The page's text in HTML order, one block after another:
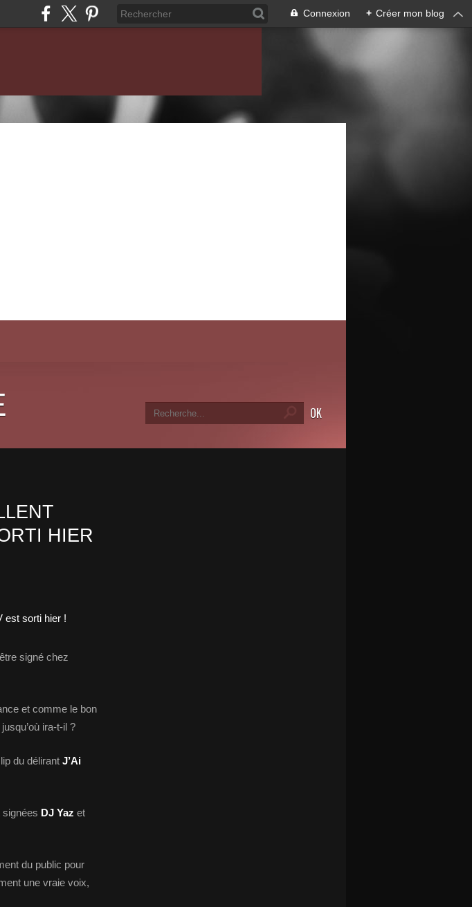
Connexion + Créer mon blog
HIER
signé chez
et comme le bon
ira-t-il ?
du délirant J’Ai
DJ Yaz et
du public pour
une vraie voix,